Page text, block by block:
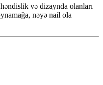
və dizaynda olanları
nəyə nail ola